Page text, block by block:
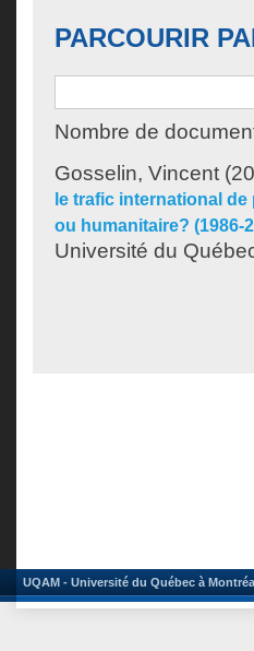
PARCOURIR
Nombre de
Gosselin, Vincent
le trafic international
ou humanitaire? (1986-
Université du
UQAM - Université du Québec à